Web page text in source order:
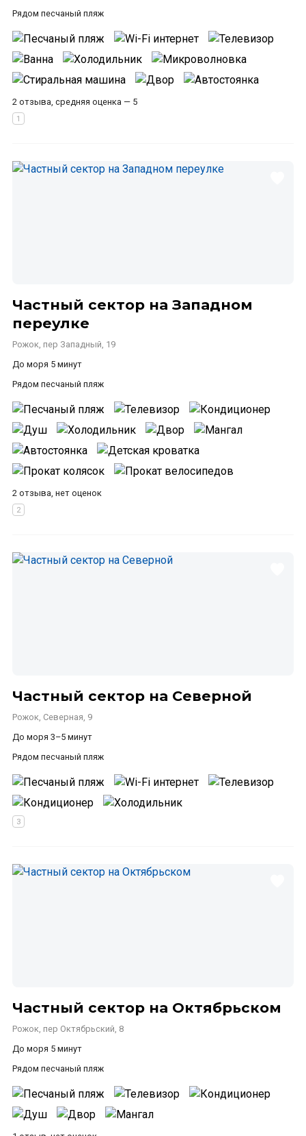
Рядом песчаный пляж
2 отзыва, средняя оценка — 5
Частный сектор на Западном
переулке
Рожок, пер Западный, 19
До моря 5 минут
Рядом песчаный пляж
2 отзыва, нет оценок
Частный сектор на Северной
Рожок, Северная, 9
До моря 3–5 минут
Рядом песчаный пляж
Частный сектор на Октябрьском
Рожок, пер Октябрьский, 8
До моря 5 минут
Рядом песчаный пляж